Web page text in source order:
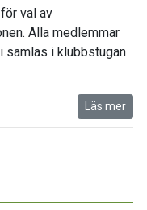
val av
Alla medlemmar
samlas i klubbstugan
Läs mer